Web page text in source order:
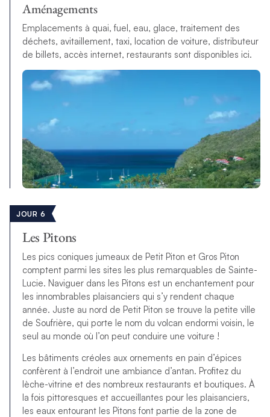
Aménagements
Emplacements à quai, fuel, eau, glace, traitement des
déchets, avitaillement, taxi, location de voiture, distributeur
de billets, accès internet, restaurants sont disponibles ici.
JOUR 6
Les Pitons
Les pics coniques jumeaux de Petit Piton et Gros Piton
comptent parmi les sites les plus remarquables de Sainte-
Lucie. Naviguer dans les Pitons est un enchantement pour
les innombrables plaisanciers qui s’y rendent chaque
année. Juste au nord de Petit Piton se trouve la petite ville
de Soufrière, qui porte le nom du volcan endormi voisin, le
seul au monde où l’on peut conduire une voiture !
Les bâtiments créoles aux ornements en pain d’épices
confèrent à l’endroit une ambiance d’antan. Profitez du
lèche-vitrine et des nombreux restaurants et boutiques. À
la fois pittoresques et accueillantes pour les plaisanciers,
les eaux entourant les Pitons font partie de la zone de